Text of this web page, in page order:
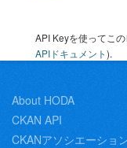
API Keyを使ってこ
APIドキュメント).
About HODA
CKAN API
CKANアソシエーショ